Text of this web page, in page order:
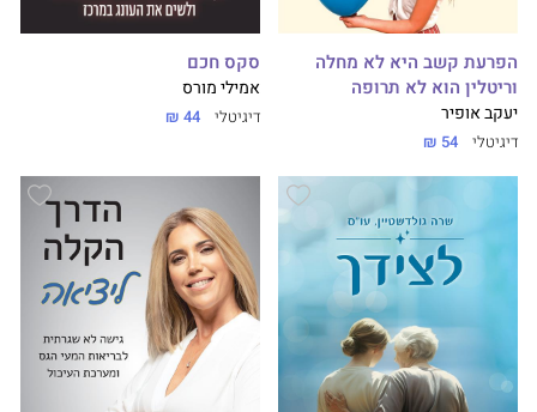
הפרעת קשב היא לא מחלה
וריטלין הוא לא תרופה
יעקב אופיר
דיגיטלי 54 ₪
סקס חכם
אמילי מורס
דיגיטלי 44 ₪